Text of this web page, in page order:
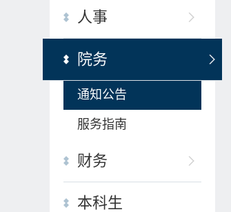
人事
院务
通知公告
服务指南
财务
本科生